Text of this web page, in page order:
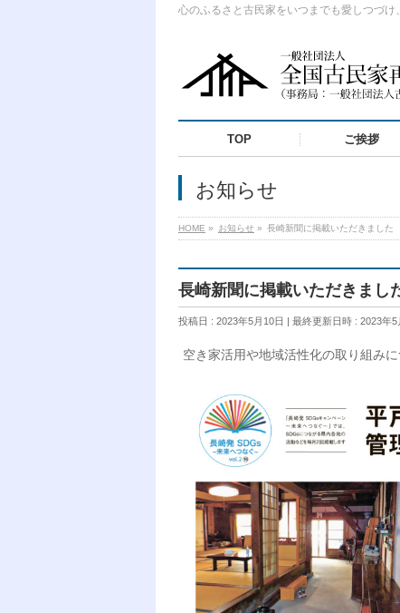
心のふるさと古民家をいつまでも愛しつづけ
TOP ご挨拶
お知らせ
HOME » お知らせ » 長崎新聞に掲載いただきました
長崎新聞に掲載いただきまし
投稿日 : 2023年5月10日 最終更新日時 : 2023年5
空き家活用や地域活性化の取り組み